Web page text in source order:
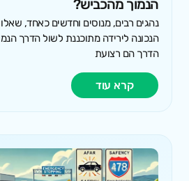
הנמוך מהכביש?
נהגים רבים, מנוסים וחדשים כאחד,
הנכונה לירידה מתוכננת לשול הדרך
הדרך הם רצועת
קרא עוד